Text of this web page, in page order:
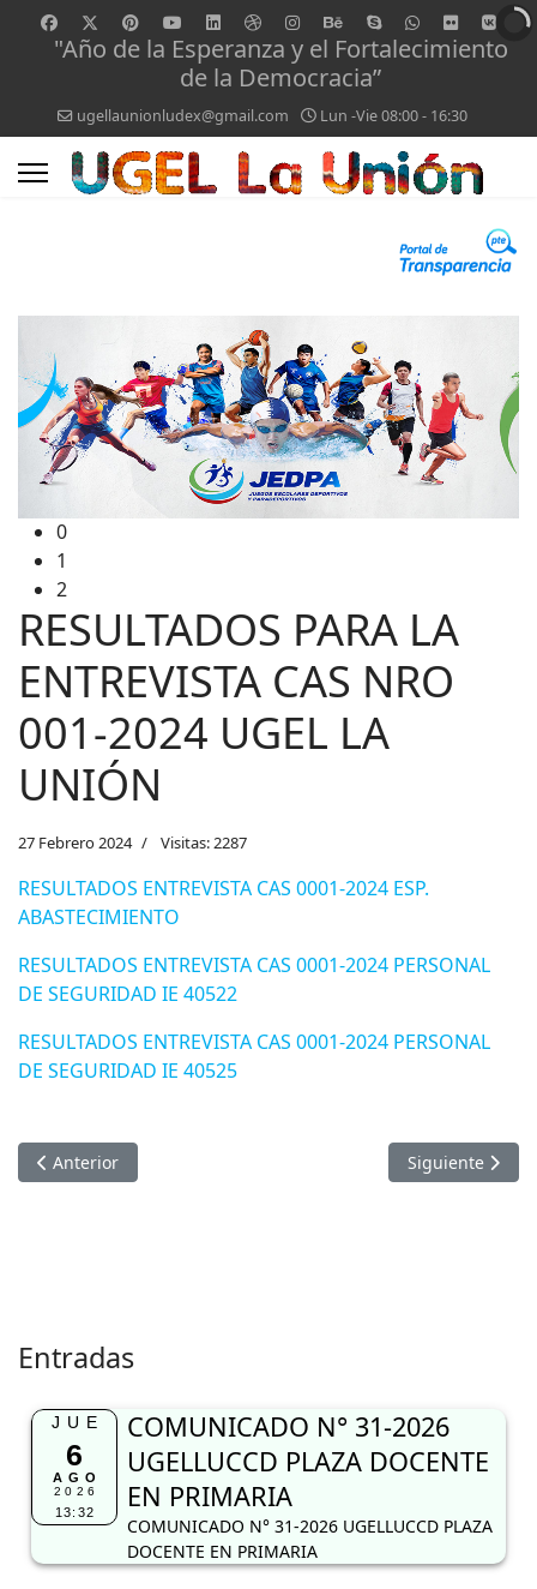
"Año de la Esperanza y el Fortalecimiento
de la Democracia”
ugellaunionludex@gmail.com Lun -Vie 08:00 - 16:30
0
1
2
RESULTADOS PARA LA
ENTREVISTA CAS NRO
001-2024 UGEL LA
UNIÓN
27 Febrero 2024 Visitas: 2287
RESULTADOS ENTREVISTA CAS 0001-2024 ESP.
ABASTECIMIENTO
RESULTADOS ENTREVISTA CAS 0001-2024 PERSONAL
DE SEGURIDAD IE 40522
RESULTADOS ENTREVISTA CAS 0001-2024 PERSONAL
DE SEGURIDAD IE 40525
Artículo anterior: RESULTADOS PARA LA ENTREVISTA CAS
Anterior Artículo
Siguiente
Entradas
JUE
6
AGO
2026
13:32
COMUNICADO N° 31-2026
UGELLUCCD PLAZA DOCENTE
EN PRIMARIA
COMUNICADO N° 31-2026 UGELLUCCD PLAZA
DOCENTE EN PRIMARIA